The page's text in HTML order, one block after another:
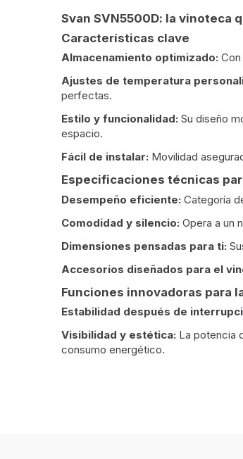
Svan SVN5500D: la vinoteca
Características clave
Almacenamiento optimizado:
Ajustes de temperatura
perfectas.
Estilo y funcionalidad: Su diseño
espacio.
Fácil de instalar: Movilidad
Especificaciones técnicas
Desempeño eficiente: Categoría
Comodidad y silencio: Opera a un
Dimensiones pensadas para ti:
Accesorios diseñados para el
Funciones innovadoras para
Estabilidad después de
Visibilidad y estética: La potencia
consumo energético.